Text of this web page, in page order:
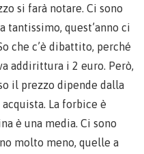
si farà notare. Ci sono
tantissimo, quest’anno ci
che c’è dibattito, perché
addirittura i 2 euro. Però,
il prezzo dipende dalla
La forbice è
è una media. Ci sono
molto meno, quelle a